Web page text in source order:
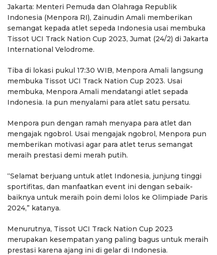
Jakarta: Menteri Pemuda dan Olahraga Republik
Indonesia (Menpora RI), Zainudin Amali memberikan
semangat kepada atlet sepeda Indonesia usai membuka
Tissot UCI Track Nation Cup 2023, Jumat (24/2) di Jakarta
International Velodrome.
Tiba di lokasi pukul 17:30 WIB, Menpora Amali langsung
membuka Tissot UCI Track Nation Cup 2023. Usai
membuka, Menpora Amali mendatangi atlet sepada
Indonesia. Ia pun menyalami para atlet satu persatu.
Menpora pun dengan ramah menyapa para atlet dan
mengajak ngobrol. Usai mengajak ngobrol, Menpora pun
memberikan motivasi agar para atlet terus semangat
meraih prestasi demi merah putih.
“Selamat berjuang untuk atlet Indonesia, junjung tinggi
sportifitas, dan manfaatkan event ini dengan sebaik-
baiknya untuk meraih poin demi lolos ke Olimpiade Paris
2024,” katanya.
Menurutnya, Tissot UCI Track Nation Cup 2023
merupakan kesempatan yang paling bagus untuk meraih
prestasi karena ajang ini di gelar di Indonesia.